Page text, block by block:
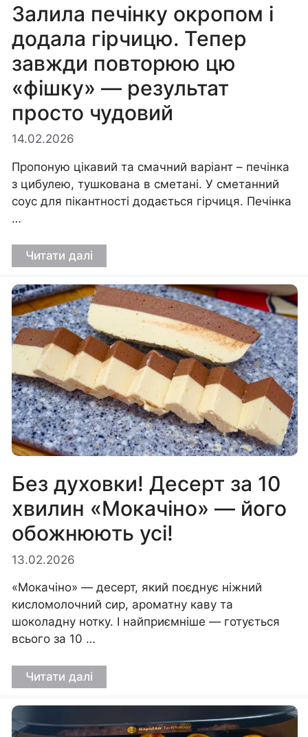
Залила печінку окропом і
додала гірчицю. Тепер
завжди повторюю цю
«фішку» — результат
просто чудовий
14.02.2026
Пропоную цікавий та смачний варіант – печінка
з цибулею, тушкована в сметані. У сметанний
соус для пікантності додається гірчиця. Печінка
…
Читати далі
Без духовки! Десерт за 10
хвилин «Мокачіно» — його
обожнюють усі!
13.02.2026
«Мокачіно» — десерт, який поєднує ніжний
кисломолочний сир, ароматну каву та
шоколадну нотку. І найприємніше — готується
всього за 10 …
Читати далі